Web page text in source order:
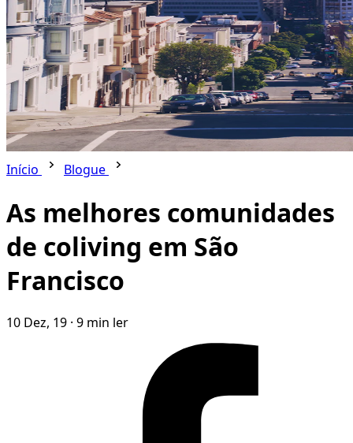
Início Blogue
As melhores comunidades
de coliving em São
Francisco
10 Dez, 19 · 9 min ler